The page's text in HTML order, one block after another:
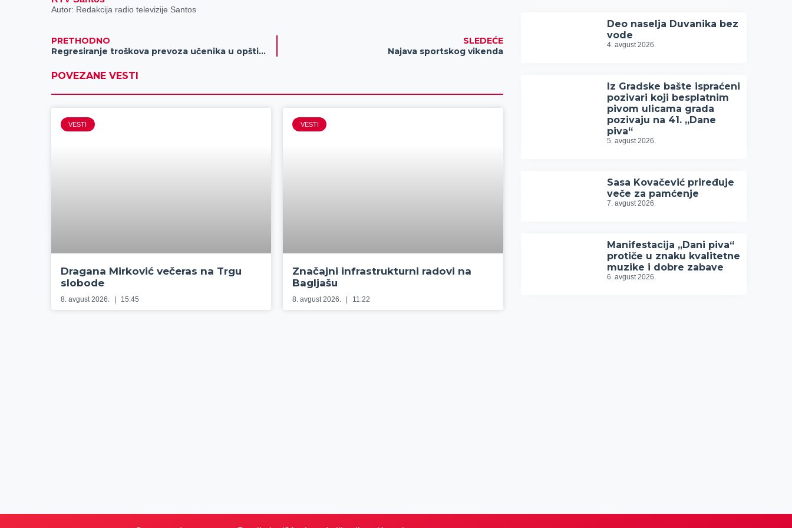
Autor: Redakcija radio televizije Santos
PRETHODNO
Regresiranje troškova prevoza učenika u opštini Sečanj
SLEDEĆE
Najava sportskog vikenda
POVEZANE VESTI
VESTI
Dragana Mirković večeras na Trgu
slobode
8. avgust 2026. 15:45
VESTI
Značajni infrastrukturni radovi na
Bagljašu
8. avgust 2026. 11:22
Deo naselja Duvanika bez
vode
4. avgust 2026.
Iz Gradske bašte ispraćeni
pozivari koji besplatnim
pivom ulicama grada
pozivaju na 41. „Dane
piva“
5. avgust 2026.
Sasa Kovačević priređuje
veče za pamćenje
7. avgust 2026.
Manifestacija „Dani piva“
protiče u znaku kvalitetne
muzike i dobre zabave
6. avgust 2026.